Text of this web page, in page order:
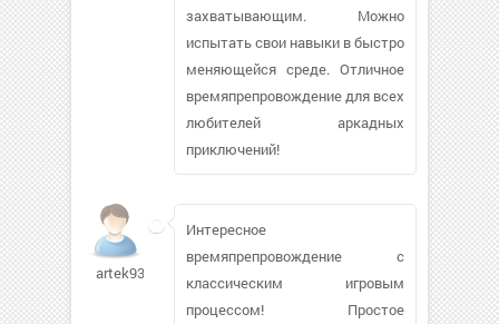
захватывающим. Можно
испытать свои навыки в быстро
меняющейся среде. Отличное
времяпрепровождение для всех
любителей аркадных
приключений!
artek93546
Интересное
времяпрепровождение с
классическим игровым
процессом! Простое